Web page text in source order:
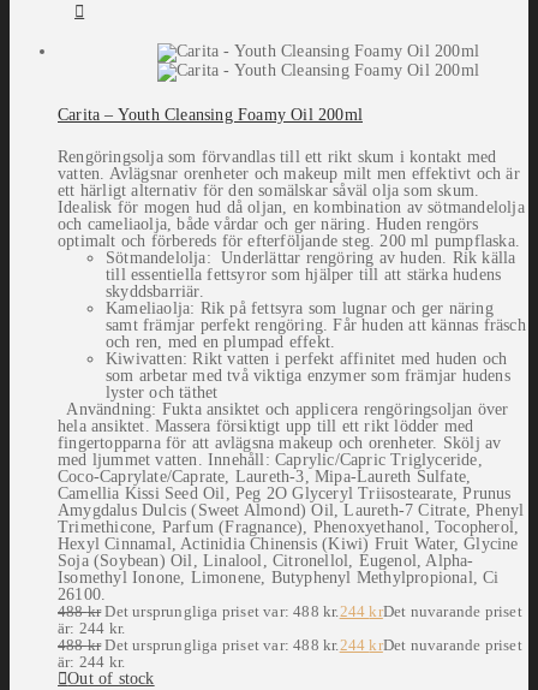
Carita – Youth Cleansing Foamy Oil 200ml
Rengöringsolja som förvandlas till ett rikt skum i kontakt med
vatten. Avlägsnar orenheter och makeup milt men effektivt och är
ett härligt alternativ för den somälskar såväl olja som skum.
Idealisk för mogen hud då oljan, en kombination av sötmandelolja
och cameliaolja, både vårdar och ger näring. Huden rengörs
optimalt och förbereds för efterföljande steg. 200 ml pumpflaska.
Sötmandelolja: Underlättar rengöring av huden. Rik källa
till essentiella fettsyror som hjälper till att stärka hudens
skyddsbarriär.
Kameliaolja: Rik på fettsyra som lugnar och ger näring
samt främjar perfekt rengöring. Får huden att kännas fräsch
och ren, med en plumpad effekt.
Kiwivatten: Rikt vatten i perfekt affinitet med huden och
som arbetar med två viktiga enzymer som främjar hudens
lyster och täthet
Användning: Fukta ansiktet och applicera rengöringsoljan över
hela ansiktet. Massera försiktigt upp till ett rikt lödder med
fingertopparna för att avlägsna makeup och orenheter. Skölj av
med ljummet vatten. Innehåll: Caprylic/Capric Triglyceride,
Coco-Caprylate/Caprate, Laureth-3, Mipa-Laureth Sulfate,
Camellia Kissi Seed Oil, Peg 2O Glyceryl Triisostearate, Prunus
Amygdalus Dulcis (Sweet Almond) Oil, Laureth-7 Citrate, Phenyl
Trimethicone, Parfum (Fragnance), Phenoxyethanol, Tocopherol,
Hexyl Cinnamal, Actinidia Chinensis (Kiwi) Fruit Water, Glycine
Soja (Soybean) Oil, Linalool, Citronellol, Eugenol, Alpha-
Isomethyl Ionone, Limonene, Butyphenyl Methylpropional, Ci
26100.
488kr Det ursprungliga priset var: 488 kr.244krDet nuvarande priset
är: 244 kr.
488kr Det ursprungliga priset var: 488 kr.244krDet nuvarande priset
är: 244 kr.
Out of stock